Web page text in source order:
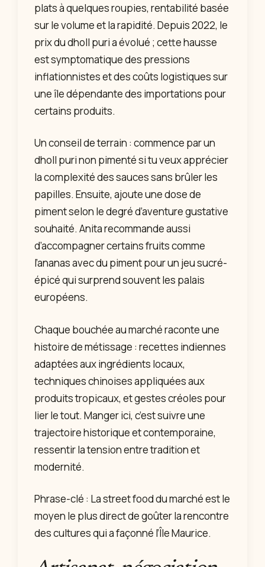
plats à quelques roupies, rentabilité basée
sur le volume et la rapidité. Depuis 2022, le
prix du dholl puri a évolué ; cette hausse
est symptomatique des pressions
inflationnistes et des coûts logistiques sur
une île dépendante des importations pour
certains produits.
Un conseil de terrain : commence par un
dholl puri non pimenté si tu veux apprécier
la complexité des sauces sans brûler les
papilles. Ensuite, ajoute une dose de
piment selon le degré d’aventure gustative
souhaité. Anita recommande aussi
d’accompagner certains fruits comme
l’ananas avec du piment pour un jeu sucré-
épicé qui surprend souvent les palais
européens.
Chaque bouchée au marché raconte une
histoire de métissage : recettes indiennes
adaptées aux ingrédients locaux,
techniques chinoises appliquées aux
produits tropicaux, et gestes créoles pour
lier le tout. Manger ici, c’est suivre une
trajectoire historique et contemporaine,
ressentir la tension entre tradition et
modernité.
Phrase-clé : La street food du marché est le
moyen le plus direct de goûter la rencontre
des cultures qui a façonné l’Île Maurice.